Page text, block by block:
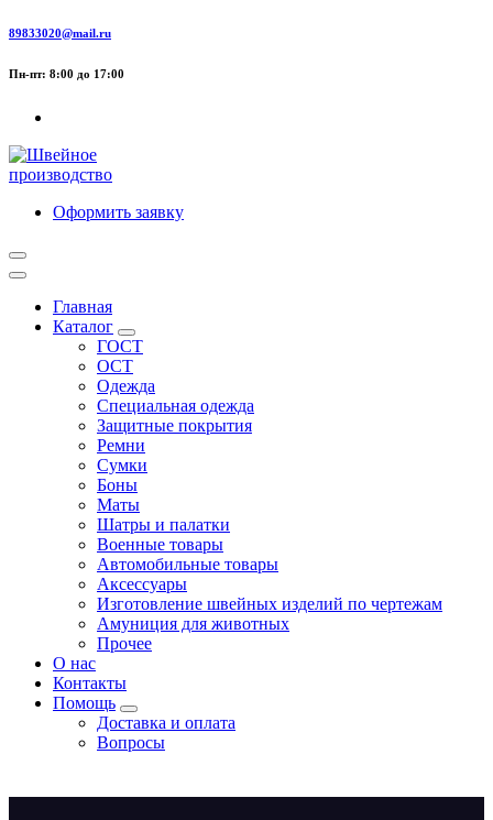
89833020@mail.ru
Пн-пт: 8:00 до 17:00
Оформить заявку
Главная
Каталог
ГОСТ
ОСТ
Одежда
Специальная одежда
Защитные покрытия
Ремни
Сумки
Боны
Маты
Шатры и палатки
Военные товары
Автомобильные товары
Аксессуары
Изготовление швейных изделий по чертежам
Амуниция для животных
Прочее
О нас
Контакты
Помощь
Доставка и оплата
Вопросы